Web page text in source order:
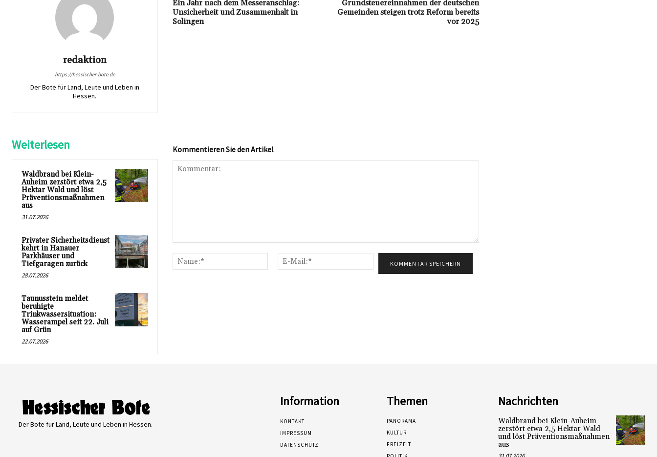
redaktion
https://hessischer-bote.de
Der Bote für Land, Leute und Leben in
Hessen.
Ein Jahr nach dem Messeranschlag:
Unsicherheit und Zusammenhalt in
Solingen
Grundsteuereinnahmen der deutschen
Gemeinden steigen trotz Reform bereits
vor 2025
Weiterlesen
Waldbrand bei Klein-
Auheim zerstört etwa 2,5
Hektar Wald und löst
Präventionsmaßnahmen
aus
31.07.2026
Privater Sicherheitsdienst
kehrt in Hanauer
Parkhäuser und
Tiefgaragen zurück
28.07.2026
Taunusstein meldet
beruhigte
Trinkwassersituation:
Wasserampel seit 22. Juli
auf Grün
22.07.2026
Kommentieren Sie den Artikel
Name:*
Mail:*
Der Bote für Land, Leute und Leben in Hessen.
Information
KONTAKT
IMPRESSUM
DATENSCHUTZ
Themen
PANORAMA
KULTUR
FREIZEIT
Nachrichten
Waldbrand bei Klein-Auheim
zerstört etwa 2,5 Hektar Wald
und löst Präventionsmaßnahmen
aus